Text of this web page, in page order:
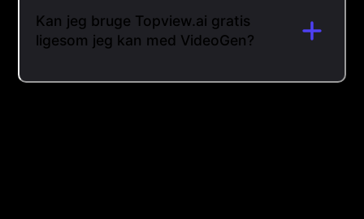
Kan jeg bruge Topview.ai gratis
ligesom jeg kan med VideoGen?